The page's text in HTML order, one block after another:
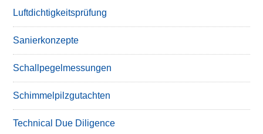
Luftdichtigkeitsprüfung
Sanierkonzepte
Schallpegelmessungen
Schimmelpilzgutachten
Technical Due Diligence